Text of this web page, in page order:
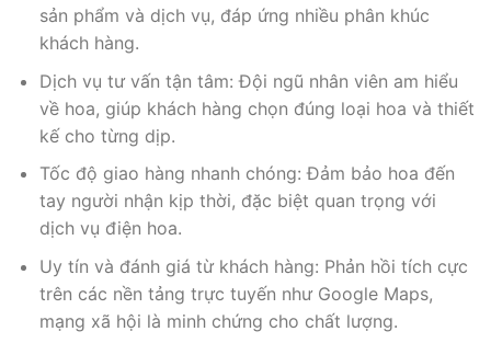
sản phẩm và dịch vụ, đáp ứng nhiều phân khúc
khách hàng.
Dịch vụ tư vấn tận tâm: Đội ngũ nhân viên am hiểu
về hoa, giúp khách hàng chọn đúng loại hoa và thiết
kế cho từng dịp.
Tốc độ giao hàng nhanh chóng: Đảm bảo hoa đến
tay người nhận kịp thời, đặc biệt quan trọng với
dịch vụ điện hoa.
Uy tín và đánh giá từ khách hàng: Phản hồi tích cực
trên các nền tảng trực tuyến như Google Maps,
mạng xã hội là minh chứng cho chất lượng.